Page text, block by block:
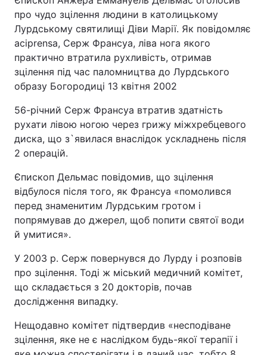
про чудо зцілення людини в католицькому
Лурдському святилищі Діви Марії. Як повідомляє
aciprensa, Серж Франсуа, ліва нога якого
практично втратила рухливість, отримав
зцілення під час паломництва до Лурдського
образу Богородиці 13 квітня 2002
56-річний Серж Франсуа втратив здатність
рухати лівою ногою через грижу міжхребцевого
диска, що з`явилася внаслідок ускладнень після
2 операцій.
Єпископ Дельмас повідомив, що зцілення
відбулося після того, як Франсуа «помолився
перед знаменитим Лурдським гротом і
попрямував до джерел, щоб попити святої води
й умитися».
У 2003 р. Серж повернувся до Лурду і розповів
про зцілення. Тоді ж міський медичний комітет,
що складається з 20 докторів, почав
дослідження випадку.
Нещодавно комітет підтвердив «несподіване
зцілення, яке не є наслідком будь-якої терапії і